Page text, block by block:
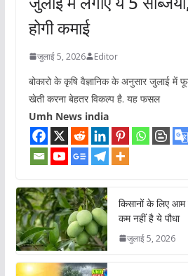
होगी कमाई
जुलाई 5, 2026 Editor
बोकारो के कृषि वैज्ञानिक के अनुसार जुलाई में
खेती करना बेहतर विकल्प है. यह फसल
Umh News india
किसानों के लिए आम
कम नहीं है ये पौधा
जुलाई 5, 2026